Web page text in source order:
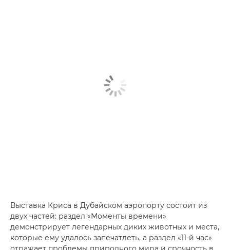
Выставка Криса в Дубайском аэропорту состоит из
двух частей: раздел «Моменты времени»
демонстрирует легендарных диких животных и места,
которые ему удалось запечатлеть, а раздел «11-й час»